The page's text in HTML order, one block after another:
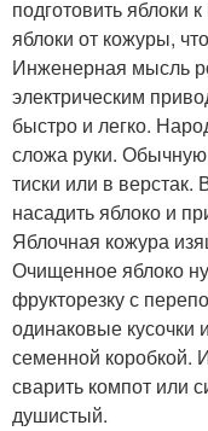
подготовить яблоки
яблоки от кожуры,
Инженерная мысль
электрическим
быстро и легко.
сложа руки.
тиски или в верстак.
насадить яблоко и
Яблочная кожура
Очищенное яблоко
фрукторезку с
одинаковые кусочки
семенной коробкой.
сварить компот или
душистый.